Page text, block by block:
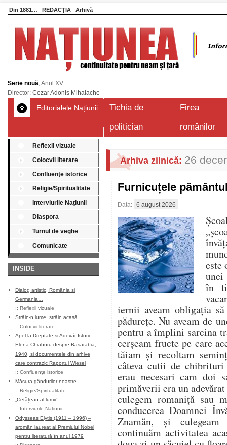
Din 1881… REDACȚIA Arhivă
Serie nouă, Anul XV
Director: Cezar Adonis Mihalache
Editorialele Națiunii
Tichia de
politician
Firea
românilor
Reflexii vizuale
Colocvii literare
Confluenţe istorice
Religie/Spiritualitate
Interviurile Naţiunii
Diaspora
Turnul de veghe
Comunicate
INSIDE
Dialog artistic, România și
Germania…
:: Reflexii vizuale
Străin-n lume, străin acasă…
:: Colocvii literare
Apel la Dreptate și Adevăr Istoric:
Elena Chiaburu despre Basarabia,
1940, și documentele din arhive
care contrazic Raportul Wiesel
:: Confluenţe istorice
Măsura gândurilor noastre…
:: Religie/Spiritualitate
„Cetățean al lumii”…
:: Interviurile Naţiunii
Odysseas Elytis (1911 – 1996) –
aromân laureat al Premiului Nobel
pentru literatură în anul 1979
Arhiva zilnică: 26
Furnicuțele
Data: 6 august 2026
este
unei
în
iernii aveam obligația
pădurețe. Nu aveam de
pentru a împlini sarcina
cerșeam fructe pe care
tăiam și recoltam
câteva cutii de chibrituri
erau necesari cam doi
primăverii era un
culegem romaniță sau
conducerea Doamnei
Znamăn, și
continuăm activitatea